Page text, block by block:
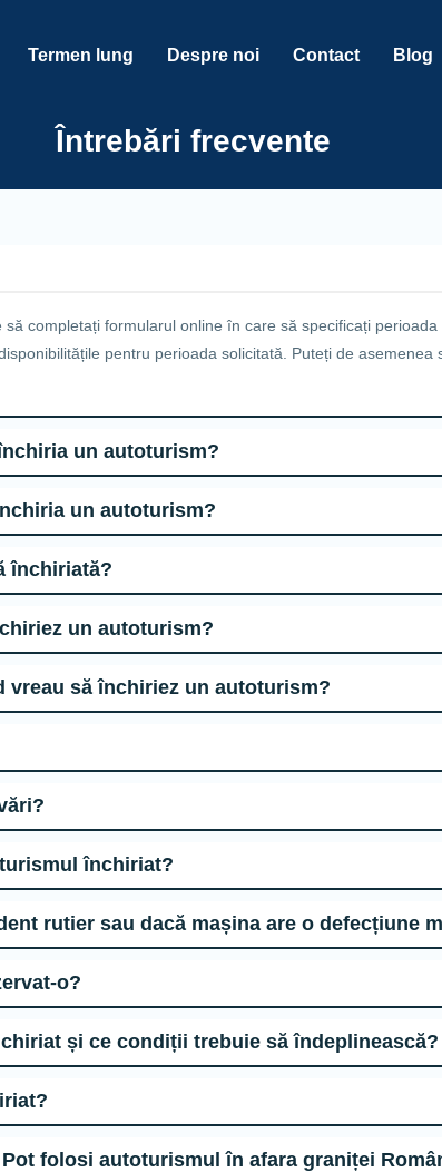
Termen lung Despre noi Contact Blog
Întrebări frecvente
completați formularul online în care să specificați
pentru perioada solicitată. Puteți de
condiții trebuie să îndeplinesc pentru a închiria un autoturism?
De ce documente/acte am nevoie pentru a închiria un autoturism?
Ce opțiuni de asigurare am pentru o mașină închiriată?
Cum pot să plătesc atunci când vreau să închiriez un autoturism?
Cu ce tip de card pot să plătesc atunci când vreau să închiriez un autoturism?
a unei rezervări?
unde trebuie să returnez autoturismul închiriat?
Ce pași trebuie să urmez în cazul unui accident rutier sau dacă mașina are o
mașina pe care eu am rezervat-o?
persoane pot conduce autoturismul închiriat și ce condiții trebuie să îndeplinească?
Pot folosi autoturismul în afara graniței